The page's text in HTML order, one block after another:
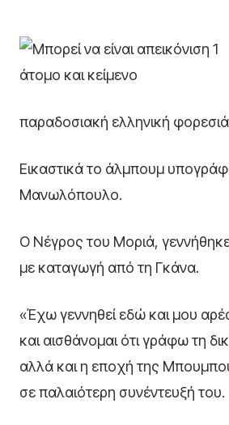
παραδοσιακή ελληνική
Εικαστικά το άλμπουμ
Μανωλόπουλο.
Ο Νέγρος του Μοριά,
με καταγωγή από τη Γκάνα.
«Έχω γεννηθεί εδώ και μου
και αισθάνομαι ότι γράφω τη
αλλά και η εποχή της
σε παλαιότερη συνέντευξή του.